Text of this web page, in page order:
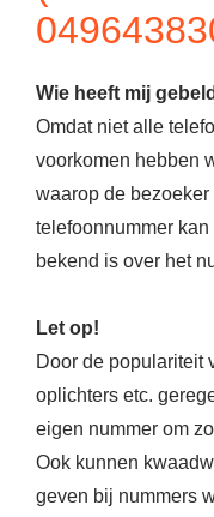
Wie heeft mij
Omdat niet alle
voorkomen hebben
waarop de
telefoonnummer
bekend is over het
Let op!
Door de populariteit
oplichters etc.
eigen nummer om
Ook kunnen
geven bij nummers